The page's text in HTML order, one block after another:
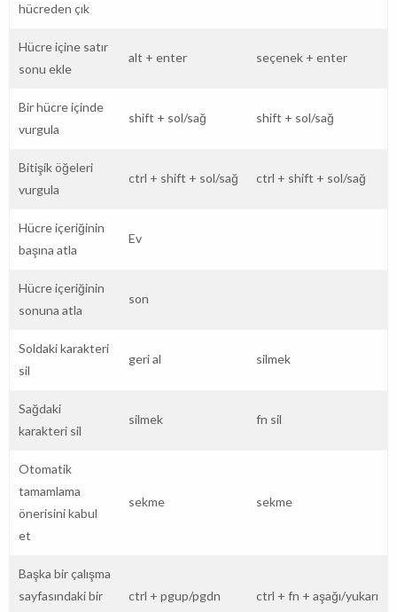
hücreden çık
Hücre içine satır
sonu ekle
alt + enter seçenek + enter
Bir hücre içinde
vurgula
shift + sol/sağ shift + sol/sağ
Bitişik öğeleri
vurgula
ctrl + shift + sol/sağ ctrl + shift + sol/sağ
Hücre içeriğinin
başına atla
Ev
Hücre içeriğinin
sonuna atla
son
Soldaki karakteri
sil
geri al silmek
Sağdaki
karakteri sil
silmek fn sil
Otomatik
tamamlama
önerisini kabul
et
sekme sekme
Başka bir çalışma
sayfasındaki bir
ctrl + pgup/pgdn
ctrl + fn + aşağı/yukarı